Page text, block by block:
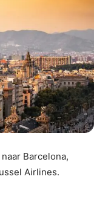
Barcelona,
Airlines.